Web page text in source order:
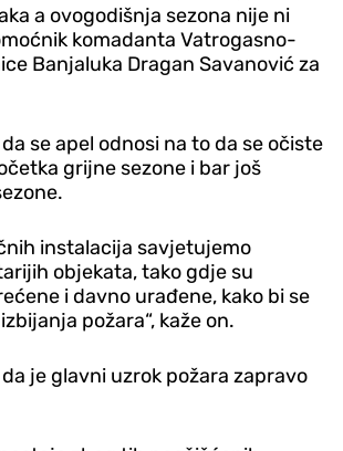
a ovogodišnja sezona nije ni
komadanta Vatrogasno-
Banjaluka Dragan Savanović za
se apel odnosi na to da se očiste
grijne sezone i bar još
instalacija savjetujemo
objekata, tako gdje su
i davno urađene, kako bi se
požara“, kaže on.
je glavni uzrok požara zapravo